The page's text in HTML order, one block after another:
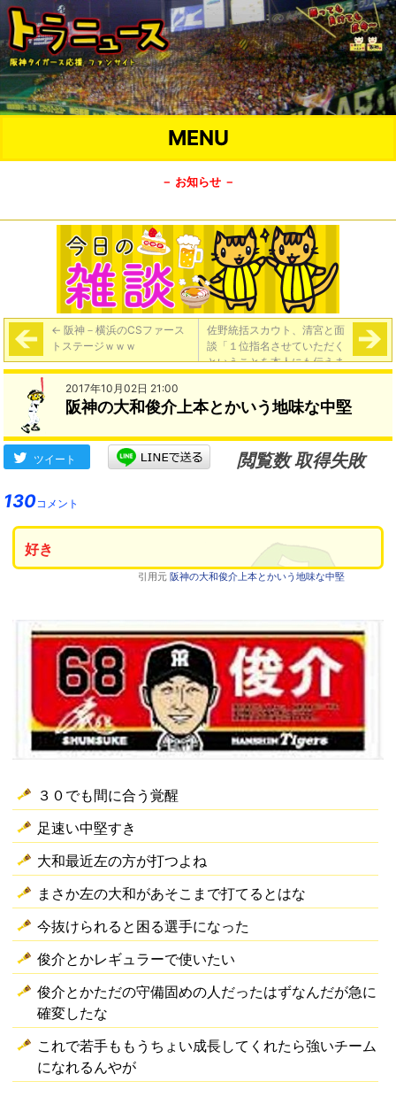
MENU
－ お知らせ －
← 阪神－横浜のCSファース
トステージｗｗｗ
佐野統括スカウト、清宮と面
談「１位指名させていただく
ということを本人にも伝えま
した」→
2017年10月02日 21:00
阪神の大和俊介上本とかいう地味な中堅
ツイート
閲覧数 取得失敗
130コメント
好き
引用元 阪神の大和俊介上本とかいう地味な中堅
３０でも間に合う覚醒
足速い中堅すき
大和最近左の方が打つよね
まさか左の大和があそこまで打てるとはな
今抜けられると困る選手になった
俊介とかレギュラーで使いたい
俊介とかただの守備固めの人だったはずなんだが急に
確変したな
これで若手ももうちょい成長してくれたら強いチーム
になれるんやが